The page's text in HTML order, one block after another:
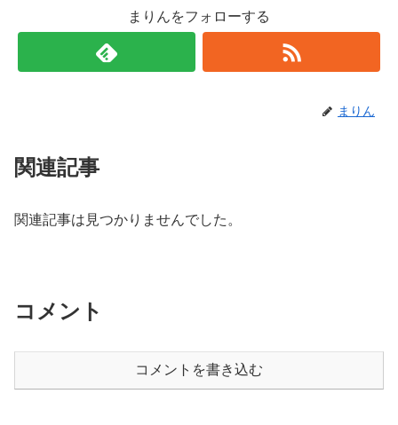
まりんをフォローする
まりん
関連記事
関連記事は見つかりませんでした。
コメント
コメントを書き込む